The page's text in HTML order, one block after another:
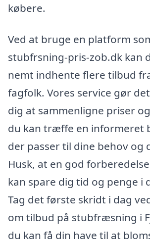
købere.
Ved at bruge en platform
stubfrsning-pris-zob.dk kan
nemt indhente flere tilbud
fagfolk. Vores service gør
dig at sammenligne priser
du kan træffe en informeret
der passer til dine behov og
Husk, at en god
kan spare dig tid og penge i
Tag det første skridt i dag
om tilbud på stubfræsning i
du kan få din have til at